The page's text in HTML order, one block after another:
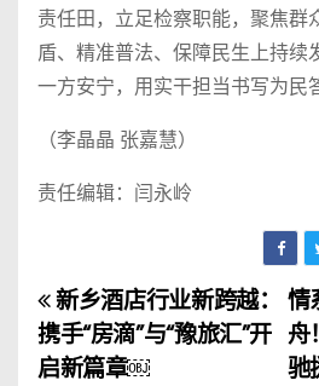
责任田，立足检察职能，聚焦群
盾、精准普法、保障民生上持续
一方安宁，用实干担当书写为民
（李晶晶 张嘉慧）
责任编辑：闫永岭
文
章
情
舟
驰
新乡酒店行业新跨越：
携手“房滴”与“豫旅汇”开
启新篇章￼